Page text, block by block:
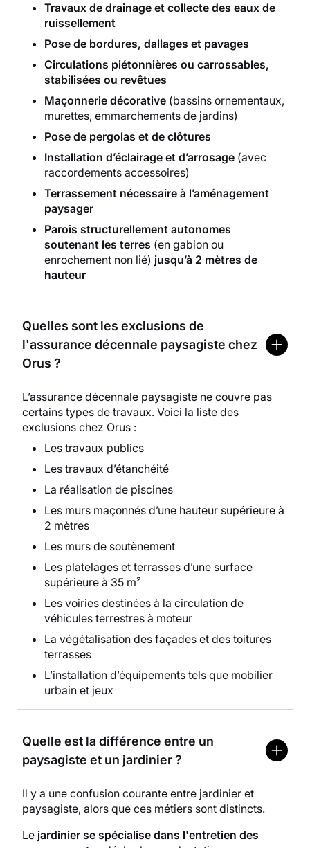
Travaux de drainage et collecte des eaux de
ruissellement
Pose de bordures, dallages et pavages
Circulations piétonnières ou carrossables,
stabilisées ou revêtues
Maçonnerie décorative (bassins ornementaux,
murettes, emmarchements de jardins)
Pose de pergolas et de clôtures
Installation d’éclairage et d’arrosage (avec
raccordements accessoires)
Terrassement nécessaire à l’aménagement
paysager
Parois structurellement autonomes
soutenant les terres (en gabion ou
enrochement non lié) jusqu’à 2 mètres de
hauteur
Quelles sont les exclusions de
l'assurance décennale paysagiste chez
Orus ?
L’assurance décennale paysagiste ne couvre pas
certains types de travaux. Voici la liste des
exclusions chez Orus :
Les travaux publics
Les travaux d’étanchéité
La réalisation de piscines
Les murs maçonnés d’une hauteur supérieure à
2 mètres
Les murs de soutènement
Les platelages et terrasses d’une surface
supérieure à 35 m²
Les voiries destinées à la circulation de
véhicules terrestres à moteur
La végétalisation des façades et des toitures
terrasses
L’installation d’équipements tels que mobilier
urbain et jeux
Quelle est la différence entre un
paysagiste et un jardinier ?
Il y a une confusion courante entre jardinier et
paysagiste, alors que ces métiers sont distincts.
Le jardinier se spécialise dans l'entretien des